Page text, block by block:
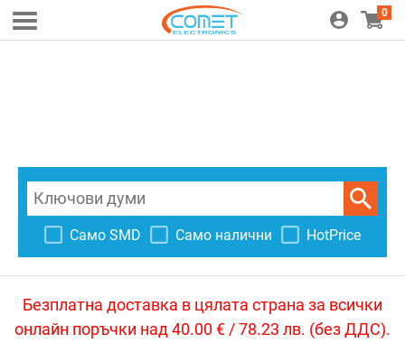
0
Само SMD Само налични HotPrice
Безплатна доставка в цялата страна за всички
онлайн поръчки над 40.00 € / 78.23 лв. (без ДДС).